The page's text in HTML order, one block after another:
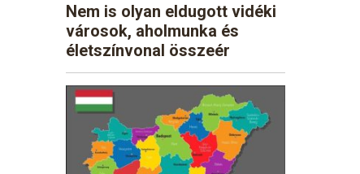
Nem is olyan eldugott vidéki
városok, aholmunka és
életszínvonal összeér